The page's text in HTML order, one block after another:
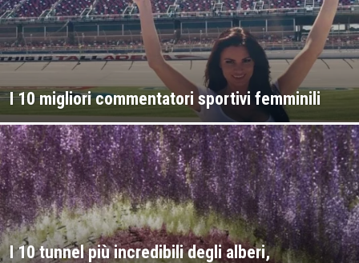
I 10 migliori commentatori sportivi femminili
I 10 tunnel più incredibili degli alberi,